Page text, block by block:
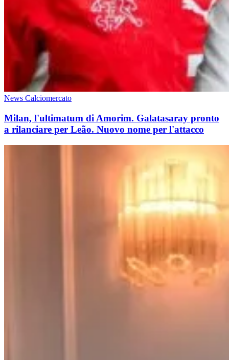
News Calciomercato
Milan, l'ultimatum di Amorim. Galatasaray pronto
a rilanciare per Leão. Nuovo nome per l'attacco